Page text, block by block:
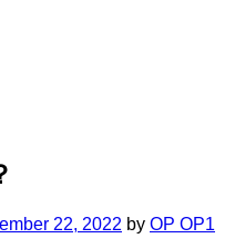
22, 2022 by OP OP1